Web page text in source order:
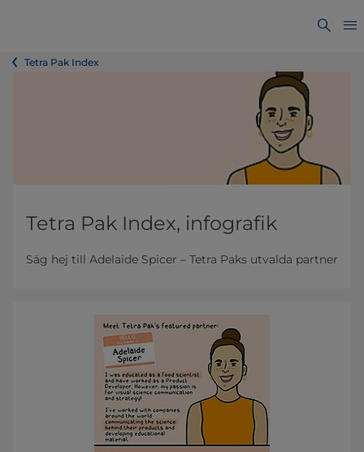
Tetra Pak Index
Tetra Pak Index, infografik
Säg hej till Adelaide Spicer – Tetra Paks utvalda partner